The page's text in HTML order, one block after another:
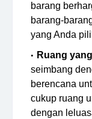
barang
barang-
yang Anda
Ruang
seimbang
berencana
cukup ruang
dengan